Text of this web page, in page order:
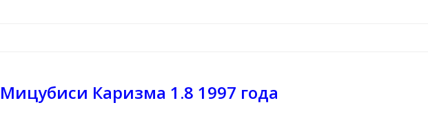
Мицубиси Каризма 1.8 1997 года